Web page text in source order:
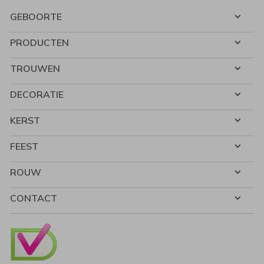
GEBOORTE
PRODUCTEN
TROUWEN
DECORATIE
KERST
FEEST
ROUW
CONTACT